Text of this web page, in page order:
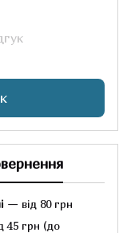
— від 80 грн
45 грн (до